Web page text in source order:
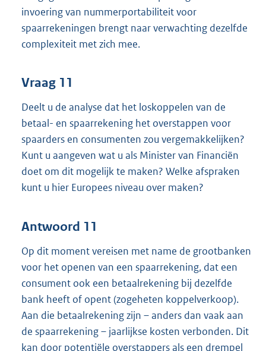
invoering van nummerportabiliteit voor
spaarrekeningen brengt naar verwachting dezelfde
complexiteit met zich mee.
Vraag 11
Deelt u de analyse dat het loskoppelen van de
betaal- en spaarrekening het overstappen voor
spaarders en consumenten zou vergemakkelijken?
Kunt u aangeven wat u als Minister van Financiën
doet om dit mogelijk te maken? Welke afspraken
kunt u hier Europees niveau over maken?
Antwoord 11
Op dit moment vereisen met name de grootbanken
voor het openen van een spaarrekening, dat een
consument ook een betaalrekening bij dezelfde
bank heeft of opent (zogeheten koppelverkoop).
Aan die betaalrekening zijn – anders dan vaak aan
de spaarrekening – jaarlijkse kosten verbonden. Dit
kan door potentiële overstappers als een drempel